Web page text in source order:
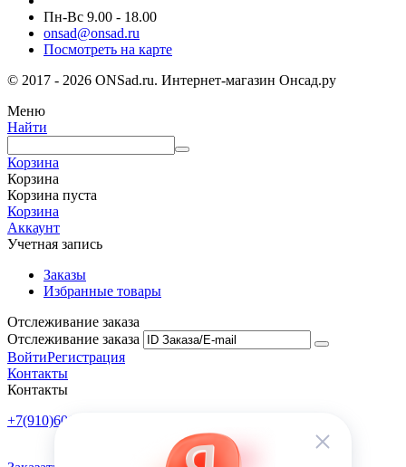
Пн-Вс 9.00 - 18.00
onsad@onsad.ru
Посмотреть на карте
© 2017 - 2026 ONSad.ru. Интернет-магазин Онсад.ру
Меню
Найти
Корзина
Корзина
Корзина пуста
Корзина
Аккаунт
Учетная запись
Заказы
Избранные товары
Отслеживание заказа
Отслеживание заказа
ВойтиРегистрация
Контакты
Контакты
+7(910)601-10-10